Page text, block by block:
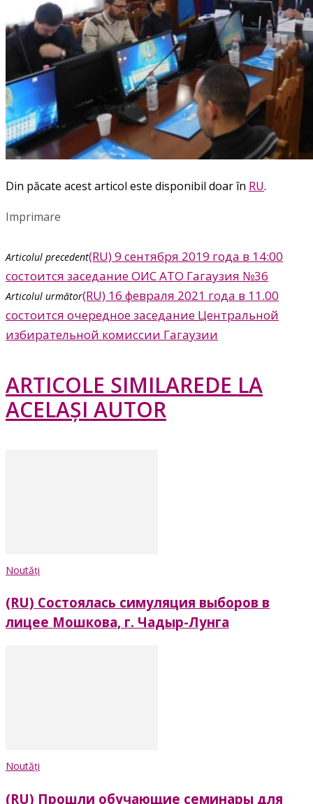
Din păcate acest articol este disponibil doar în RU.
Imprimare
Articolul precedent(RU) 9 сентября 2019 года в 14:00
состоится заседание ОИС АТО Гагаузия №36
Articolul următor(RU) 16 февраля 2021 года в 11.00
состоится очередное заседание Центральной
избирательной комиссии Гагаузии
ARTICOLE SIMILAREDE LA
ACELAȘI AUTOR
Noutăți
(RU) Состоялась симуляция выборов в
лицее Мошкова, г. Чадыр-Лунга
Noutăți
(RU) Прошли обучающие семинары для